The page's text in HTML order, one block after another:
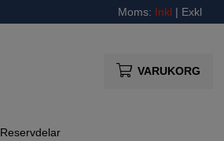
Moms: Inkl | Exkl
VARUKORG
Reservdelar